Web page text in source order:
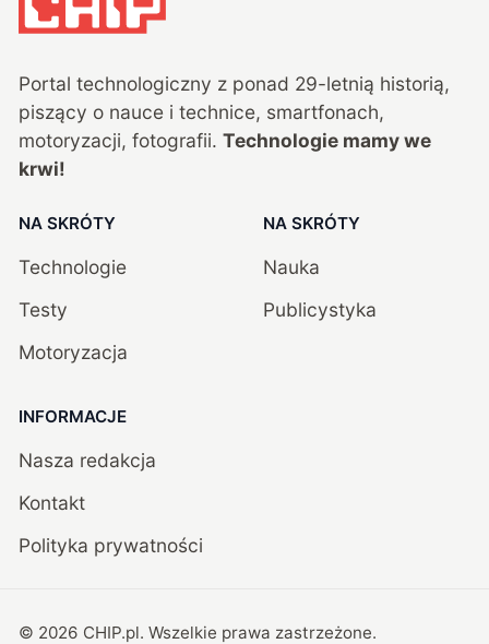
Portal technologiczny z ponad 29-letnią historią,
piszący o nauce i technice, smartfonach,
motoryzacji, fotografii. Technologie mamy we
krwi!
NA SKRÓTY
Technologie
Testy
Motoryzacja
NA SKRÓTY
Nauka
Publicystyka
INFORMACJE
Nasza redakcja
Kontakt
Polityka prywatności
© 2026 CHIP.pl. Wszelkie prawa zastrzeżone.